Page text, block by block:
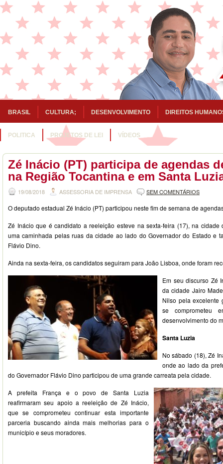
BRASIL CULTURA; DESENVOLVIMENTO DIREITOS
POLITICA PROJETOS DE LEI VÍDEOS
Zé Inácio (PT) participa de agendas
na Região Tocantina e em Santa
19/08/2018 ASSESSORIA DE IMPRENSA SEM COMENTÁRIOS
O deputado estadual Zé Inácio (PT) participou neste fim de semana de
Zé Inácio que é candidato a reeleição esteve na sexta-feira (17), na cidade
uma caminhada pelas ruas da cidade ao lado do Governador do Estado e
Flávio Dino.
Ainda na sexta-feira, os candidatos seguiram para João Lisboa, onde foram
Em seu discurso Zé
da cidade Jairo
Nilso pela excelente
se comprometeu
desenvolvimento do
Santa Luzia
No sábado (18), Zé
onde ao lado da
do Governador Flávio Dino participou de uma grande carreata pela cidade.
A prefeita França e o povo de Santa Luzia
reafirmaram seu apoio a reeleição de Zé Inácio,
que se comprometeu continuar esta importante
parceria buscando ainda mais melhorias para o
município e seus moradores.